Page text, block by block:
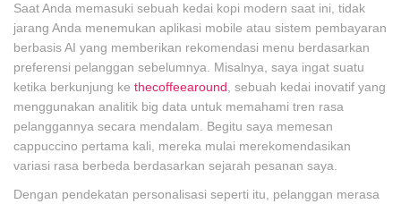
Saat Anda memasuki sebuah kedai kopi modern saat ini, tidak
jarang Anda menemukan aplikasi mobile atau sistem pembayaran
berbasis AI yang memberikan rekomendasi menu berdasarkan
preferensi pelanggan sebelumnya. Misalnya, saya ingat suatu
ketika berkunjung ke thecoffeearound , sebuah kedai inovatif yang
menggunakan analitik big data untuk memahami tren rasa
pelanggannya secara mendalam. Begitu saya memesan
cappuccino pertama kali, mereka mulai merekomendasikan
variasi rasa berbeda berdasarkan sejarah pesanan saya.
Dengan pendekatan personalisasi seperti itu, pelanggan merasa